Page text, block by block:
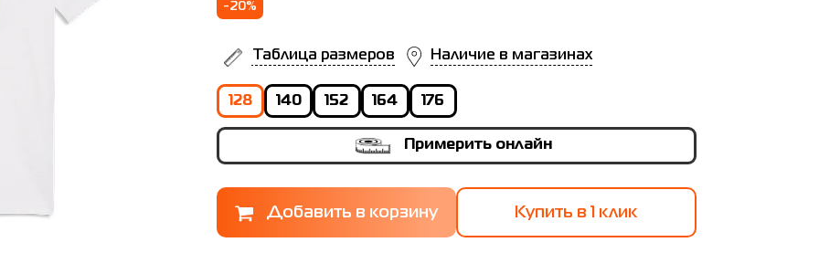
-20%
Наличие в магазинах
Таблица размеров
128 140 152 164 176
Примерить онлайн
Купить в 1 клик